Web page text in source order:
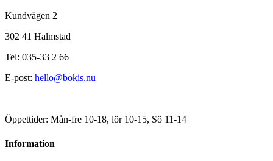
Kundvägen 2
302 41 Halmstad
Tel: 035-33 2 66
E-post: hello@bokis.nu
Öppettider: Mån-fre 10-18, lör 10-15, Sö 11-14
Information